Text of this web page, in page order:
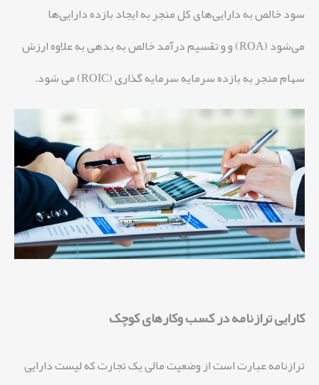
سود خالص به دارایی‌های کل منجر به ایجاد بازده دارایی‌ها
می‌شود (ROA) و و تقسیم درآمد خالص به بدهی به علاوه ارزش
سهام منجر به بازده سرمایه سرمایه گذاری (ROIC) می شود.
کارایی ترازنامه در کسب‌ و‌کارهای کوچک
ترازنامه عبارت است از وضعیت مالی یک تجارت که لیست دارایی